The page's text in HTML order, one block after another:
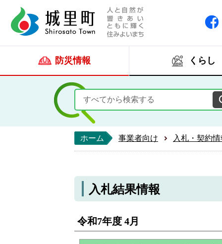
防災情報 くらし
ホーム 事業者向け 入札・契約
入札結果情報
令和7年度 4月